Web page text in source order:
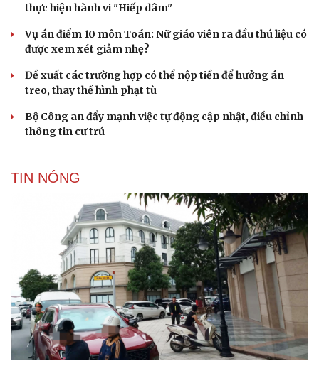
Du lịch
Tư vấn
Podcast
thực hiện hành vi "Hiếp dâm"
Vụ án điểm 10 môn Toán: Nữ giáo viên ra đầu thú liệu có
được xem xét giảm nhẹ?
Đề xuất các trường hợp có thể nộp tiền để hưởng án
treo, thay thế hình phạt tù
Bộ Công an đẩy mạnh việc tự động cập nhật, điều chỉnh
thông tin cư trú
TIN NÓNG